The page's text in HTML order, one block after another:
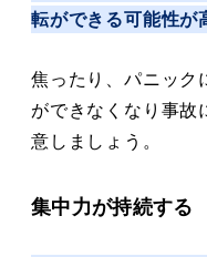
転ができる可能性が
焦ったり、パニック
ができなくなり事故
意しましょう。
集中力が持続する